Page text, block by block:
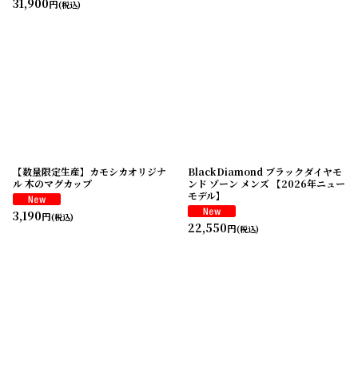
円(税込)
【数量限定生産】カモシカオリジナ
ル 木のマグカップ
3,190円(税込)
BlackDiamond ブラックダイヤモ
ンド ゾーン メンズ 【2026年ニュー
モデル】
22,550円(税込)